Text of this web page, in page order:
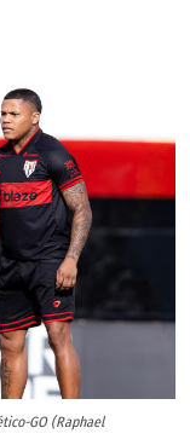
GO (Raphael